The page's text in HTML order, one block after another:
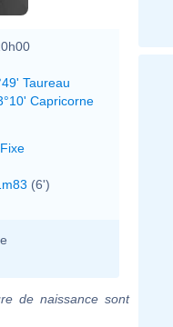
Taureau
Capricorne
Fixe
(6')
de naissance sont